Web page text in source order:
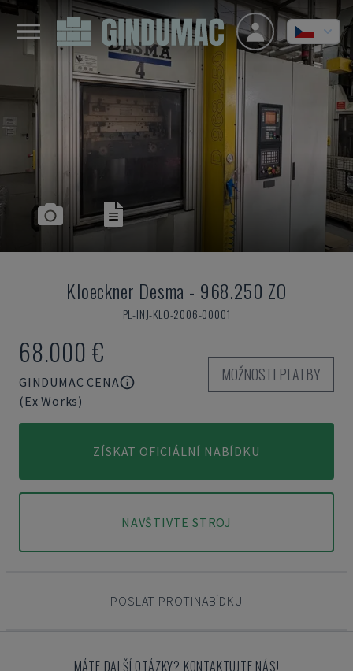
Kloeckner Desma - 968.250 ZO
PL-INJ-KLO-2006-00001
68.000 €
GINDUMAC CENA
(Ex Works)
MOŽNOSTI PLATBY
ZÍSKAT OFICIÁLNÍ NABÍDKU
NAVŠTIVTE STROJ
POSLAT PROTINABÍDKU
MÁTE DALŠÍ OTÁZKY? KONTAKTUJTE NÁS!